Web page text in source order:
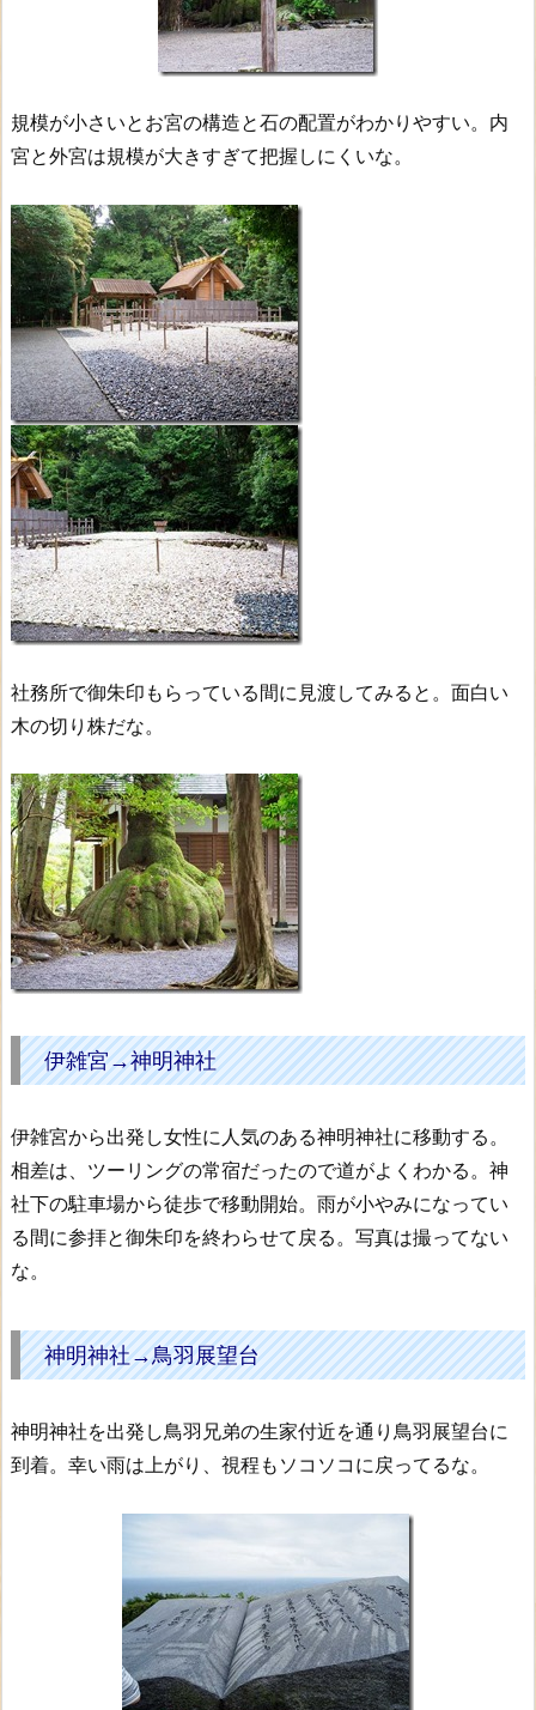
→
鳥
展
望
台
4.
鳥
羽
展
望
台
→
ホ
テ
ル
規模が小さいとお宮の構造と石の配置がわかりやすい。内
宮と外宮は規模が大きすぎて把握しにくいな。
社務所で御朱印もらっている間に見渡してみると。面白い
木の切り株だな。
伊雑宮→神明神社
伊雑宮から出発し女性に人気のある神明神社に移動する。
相差は、ツーリングの常宿だったので道がよくわかる。神
社下の駐車場から徒歩で移動開始。雨が小やみになってい
る間に参拝と御朱印を終わらせて戻る。写真は撮ってない
な。
神明神社→鳥羽展望台
神明神社を出発し鳥羽兄弟の生家付近を通り鳥羽展望台に
到着。幸い雨は上がり、視程もソコソコに戻ってるな。